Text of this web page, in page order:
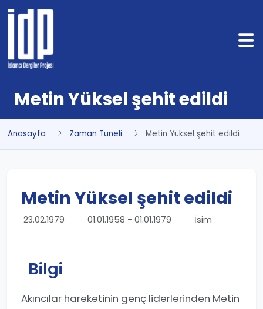
Metin Yüksel şehit edildi
Anasayfa Zaman Tüneli Metin Yüksel şehit edildi
Metin Yüksel şehit edildi
23.02.1979 01.01.1958 - 01.01.1979 İsim
Bilgi
Akıncılar hareketinin genç liderlerinden Metin